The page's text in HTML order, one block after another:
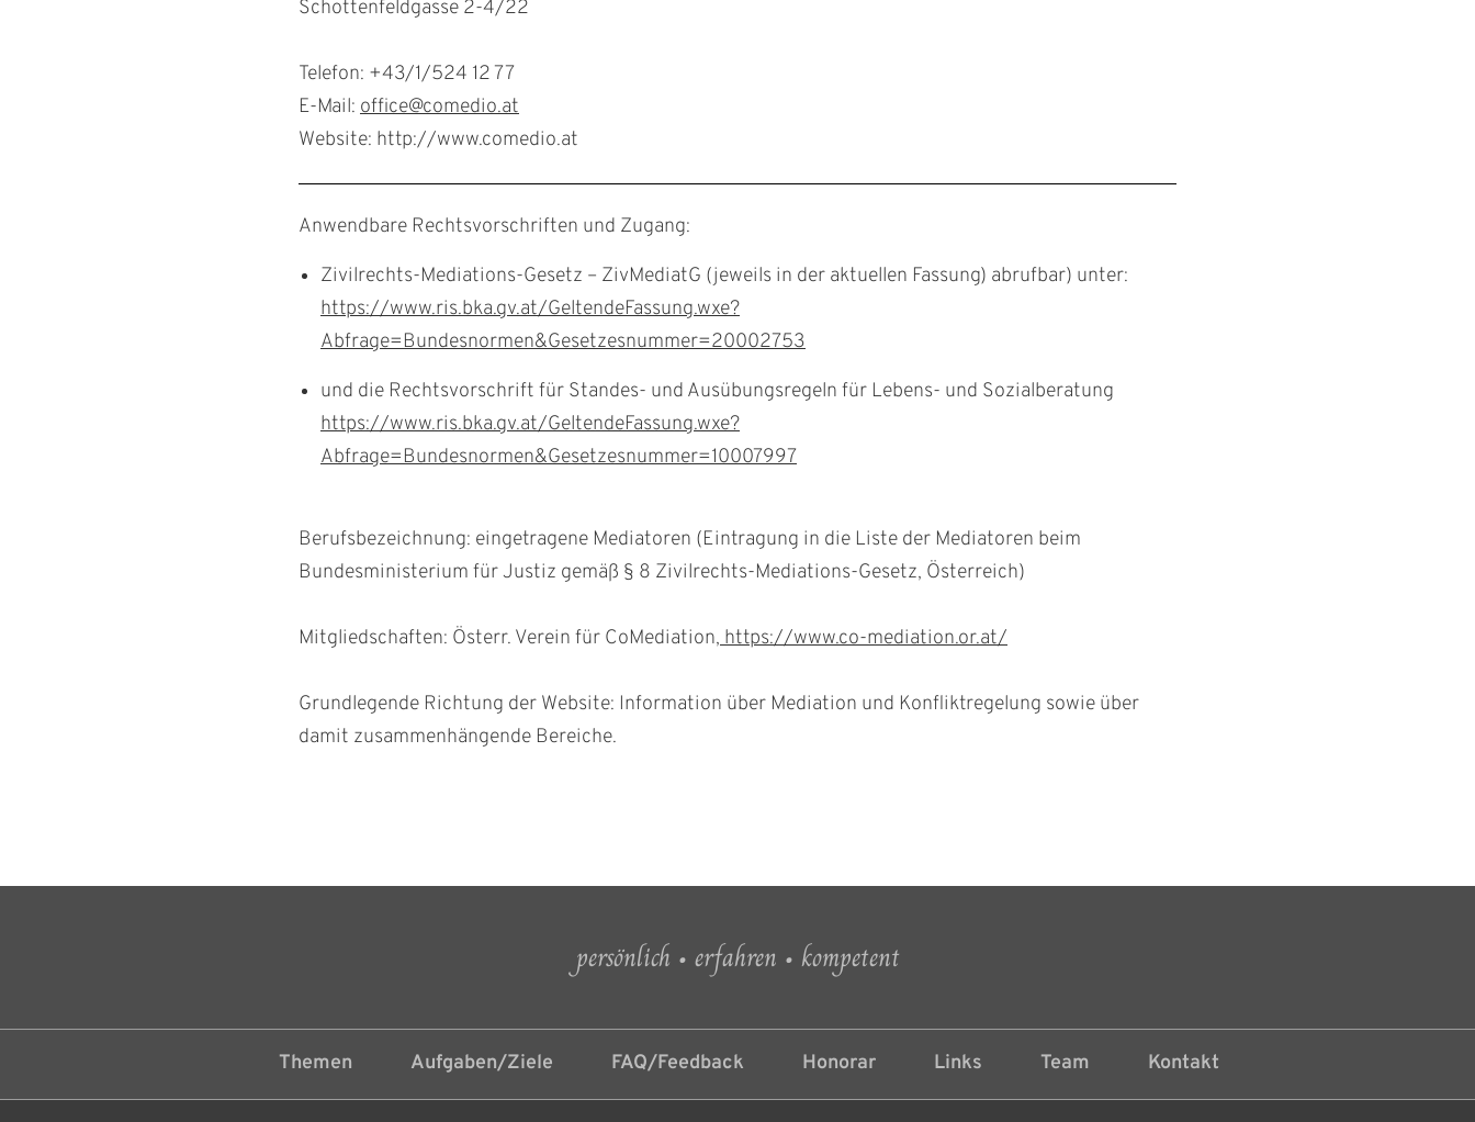
Schottenfeldgasse 2-4/22
Telefon: +43/1/524 12 77
E-Mail: office@comedio.at
Website: http://www.comedio.at
Anwendbare Rechtsvorschriften und Zugang:
Zivilrechts-Mediations-Gesetz – ZivMediatG (jeweils in der aktuellen Fassung) abrufbar) unter:
https://www.ris.bka.gv.at/GeltendeFassung.wxe?
Abfrage=Bundesnormen&Gesetzesnummer=20002753
und die Rechtsvorschrift für Standes- und Ausübungsregeln für Lebens- und Sozialberatung
https://www.ris.bka.gv.at/GeltendeFassung.wxe?
Abfrage=Bundesnormen&Gesetzesnummer=10007997
Berufsbezeichnung: eingetragene Mediatoren (Eintragung in die Liste der Mediatoren beim
Bundesministerium für Justiz gemäß § 8 Zivilrechts-Mediations-Gesetz, Österreich)
Mitgliedschaften: Österr. Verein für CoMediation,https://www.co-mediation.or.at/
Grundlegende Richtung der Website: Information über Mediation und Konfliktregelung sowie über
damit zusammenhängende Bereiche.
persönlich • erfahren • kompetent
Themen Aufgaben/Ziele FAQ/Feedback Honorar Links Team Kontakt